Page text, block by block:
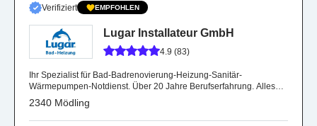
Verifiziert EMPFOHLEN
Lugar Installateur GmbH
4.9 (83)
Ihr Spezialist für Bad-Badrenovierung-Heizung-Sanitär-
Wärmepumpen-Notdienst. Über 20 Jahre Berufserfahrung. Alles
aus einer Hand.
2340 Mödling